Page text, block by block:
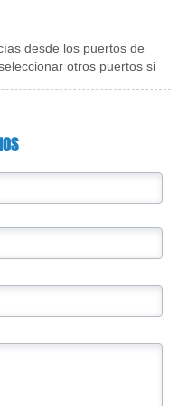
y diversas series de
desde los puertos de
otros puertos si